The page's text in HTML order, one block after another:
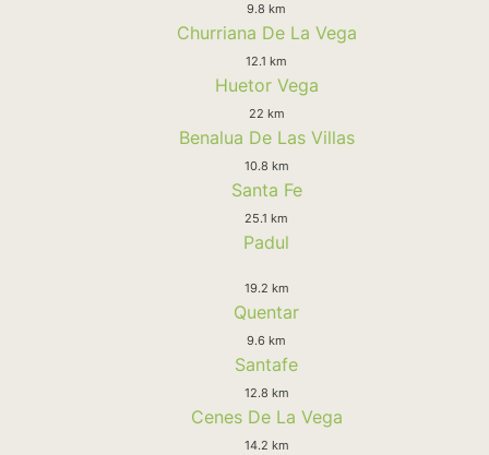
9.8 km
Churriana De La Vega
12.1 km
Huetor Vega
22 km
Benalua De Las Villas
10.8 km
Santa Fe
25.1 km
Padul
19.2 km
Quentar
9.6 km
Santafe
12.8 km
Cenes De La Vega
14.2 km